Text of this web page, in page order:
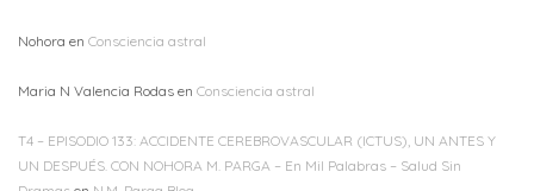
Nohora en Consciencia astral
Maria N Valencia Rodas en Consciencia astral
T4 – EPISODIO 133: ACCIDENTE CEREBROVASCULAR (ICTUS), UN ANTES Y
UN DESPUÉS. CON NOHORA M. PARGA – En Mil Palabras – Salud Sin